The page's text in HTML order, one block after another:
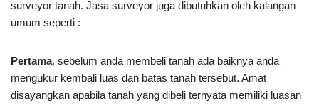
surveyor tanah. Jasa surveyor juga dibutuhkan oleh kalangan
umum seperti :
Pertama, sebelum anda membeli tanah ada baiknya anda
mengukur kembali luas dan batas tanah tersebut. Amat
disayangkan apabila tanah yang dibeli ternyata memiliki luasan